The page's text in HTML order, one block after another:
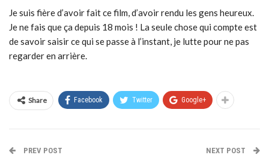
Je suis fière d’avoir fait ce film, d’avoir rendu les gens heureux.
Je ne fais que ça depuis 18 mois ! La seule chose qui compte est
de savoir saisir ce qui se passe à l’instant, je lutte pour ne pas
regarder en arrière.
Share Facebook Twitter Google+
PREV POST NEXT POST